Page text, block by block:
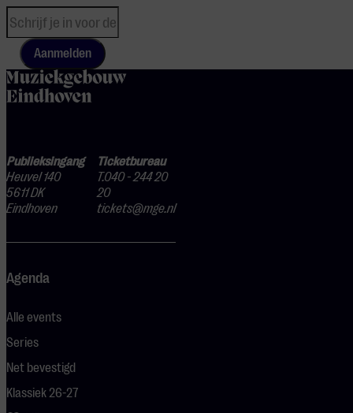
Aanmelden
Publieksingang
Heuvel 140
5611 DK
Eindhoven
Ticketbureau
T.040 - 244 20
20
tickets@mge.nl
Agenda
Alle events
Series
Net bevestigd
Klassiek 26-27